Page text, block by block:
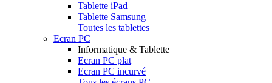
Tablette iPad
Tablette Samsung
Toutes les tablettes
Ecran PC
Informatique & Tablette
Ecran PC plat
Ecran PC incurvé